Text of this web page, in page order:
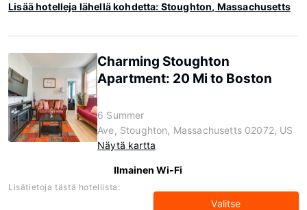
Lisää hotelleja lähellä kohdetta: Stoughton, Massachusetts
Charming Stoughton
Apartment: 20 Mi to Boston
6 Summer
Ave, Stoughton, Massachusetts 02072, US
Näytä kartta
Ilmainen Wi-Fi
Lisätietoja tästä hotellista:
Valitse